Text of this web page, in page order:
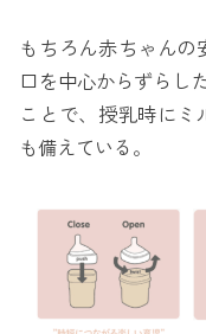
もちろん赤ちゃんの
口を中心からずらし
ことで、授乳時に
も備えている。